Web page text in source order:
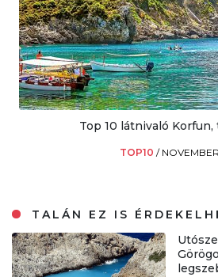
Top 10 látnivaló
TOP10 /
TALÁN EZ IS